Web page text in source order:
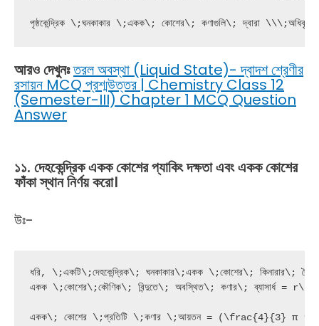
পৃষ্ঠকেন্দ্রিক \;ঘনকাকার \;একক\; কোশের\; কণাগুলি\; দ্বারা
আরও দেখুনঃতরল অবস্থা (Liquid State)- দ্বাদশ শ্রেণীর
রসায়ন MCQ প্রশ্মউত্তর | Chemistry Class 12
(Semester-III) Chapter 1 MCQ Question
Answer
১১. দেহকেন্দ্রিক একক কোশের প্যাকিং দক্ষতা এবং একক কোশের
ফাঁকা স্থান নির্ণয় করো।
উঃ-
ধরি, \;একটি\;দেহকেন্দ্রিক\; ঘনকাকার\;একক \;কোশের\; কিনারার\;
একক \;কোশের\;কৌণিক\; বিন্দুতে\; অবস্থিত\; কণার\; ব্যাসার্ধ = r\\
একক\; কোশের \;প্রতিটি \;কণার \;আয়তন = (\frac{4}{3} π